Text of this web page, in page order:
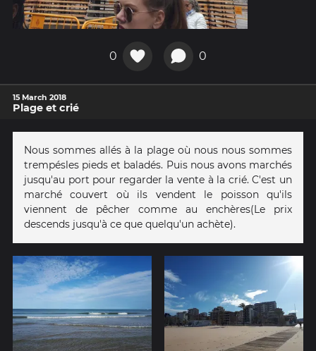
0 0
15 March 2018
Plage et crié
Nous sommes allés à la plage où nous nous sommes
trempésles pieds et baladés. Puis nous avons marchés
jusqu'au port pour regarder la vente à la crié. C'est un
marché couvert où ils vendent le poisson qu'ils
viennent de pêcher comme au enchères(Le prix
descends jusqu'à ce que quelqu'un achète).